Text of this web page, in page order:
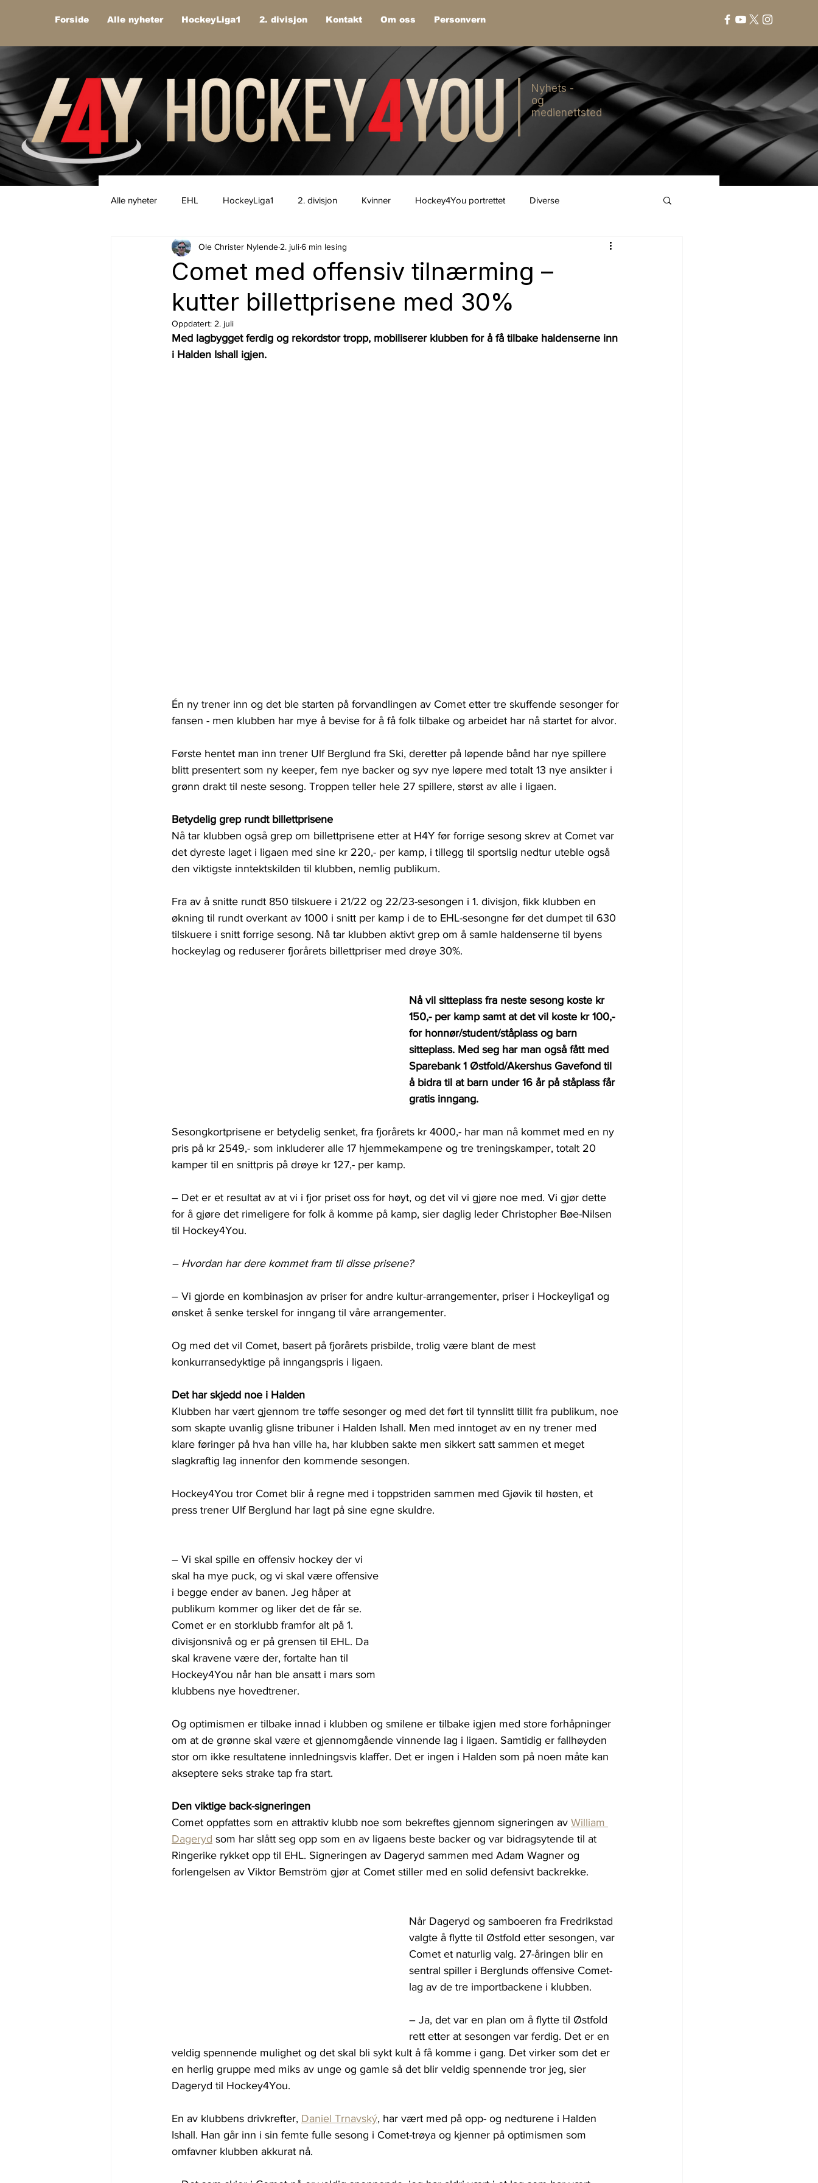
Forside Alle nyheter HockeyLiga1 2. divisjon Kontakt Om oss Personvern
Nyhets -
og
medienettsted
Alle nyheter EHL HockeyLiga1 2. divisjon Kvinner Hockey4You portrettet Diverse
Comet med offensiv tilnærming –
kutter billettprisene med 30%
Ole Christer Nylende 2. juli6 min lesing
Oppdatert: 2. juli
Med lagbygget ferdig og rekordstor tropp, mobiliserer klubben for å få tilbake haldenserne inn
i Halden Ishall igjen.
Én ny trener inn og det ble starten på forvandlingen av Comet etter tre skuffende sesonger for
fansen - men klubben har mye å bevise for å få folk tilbake og arbeidet har nå startet for alvor.
Første hentet man inn trener Ulf Berglund fra Ski, deretter på løpende bånd har nye spillere
blitt presentert som ny keeper, fem nye backer og syv nye løpere med totalt 13 nye ansikter i
grønn drakt til neste sesong. Troppen teller hele 27 spillere, størst av alle i ligaen.
Betydelig grep rundt billettprisene
Nå tar klubben også grep om billettprisene etter at H4Y før forrige sesong skrev at Comet var
det dyreste laget i ligaen med sine kr 220,- per kamp, i tillegg til sportslig nedtur uteble også
den viktigste inntektskilden til klubben, nemlig publikum.
Fra av å snitte rundt 850 tilskuere i 21/22 og 22/23-sesongen i 1. divisjon, fikk klubben en
økning til rundt overkant av 1000 i snitt per kamp i de to EHL-sesongne før det dumpet til 630
tilskuere i snitt forrige sesong. Nå tar klubben aktivt grep om å samle haldenserne til byens
hockeylag og reduserer fjorårets billettpriser med drøye 30%.
Nå vil sitteplass fra neste sesong koste kr
150,- per kamp samt at det vil koste kr 100,-
for honnør/student/ståplass og barn
sitteplass. Med seg har man også fått med
Sparebank 1 Østfold/Akershus Gavefond til
å bidra til at barn under 16 år på ståplass får
gratis inngang.
Sesongkortprisene er betydelig senket, fra fjorårets kr 4000,- har man nå kommet med en ny
pris på kr 2549,- som inkluderer alle 17 hjemmekampene og tre treningskamper, totalt 20
kamper til en snittpris på drøye kr 127,- per kamp.
– Det er et resultat av at vi i fjor priset oss for høyt, og det vil vi gjøre noe med. Vi gjør dette
for å gjøre det rimeligere for folk å komme på kamp, sier daglig leder Christopher Bøe-Nilsen
til Hockey4You.
– Hvordan har dere kommet fram til disse prisene?
– Vi gjorde en kombinasjon av priser for andre kultur-arrangementer, priser i Hockeyliga1 og
ønsket å senke terskel for inngang til våre arrangementer.
Og med det vil Comet, basert på fjorårets prisbilde, trolig være blant de mest
konkurransedyktige på inngangspris i ligaen.
Det har skjedd noe i Halden
Klubben har vært gjennom tre tøffe sesonger og med det ført til tynnslitt tillit fra publikum, noe
som skapte uvanlig glisne tribuner i Halden Ishall. Men med inntoget av en ny trener med
klare føringer på hva han ville ha, har klubben sakte men sikkert satt sammen et meget
slagkraftig lag innenfor den kommende sesongen.
Hockey4You tror Comet blir å regne med i toppstriden sammen med Gjøvik til høsten, et
press trener Ulf Berglund har lagt på sine egne skuldre.
– Vi skal spille en offensiv hockey der vi
skal ha mye puck, og vi skal være offensive
i begge ender av banen. Jeg håper at
publikum kommer og liker det de får se.
Comet er en storklubb framfor alt på 1.
divisjonsnivå og er på grensen til EHL. Da
skal kravene være der, fortalte han til
Hockey4You når han ble ansatt i mars som
klubbens nye hovedtrener.
Og optimismen er tilbake innad i klubben og smilene er tilbake igjen med store forhåpninger
om at de grønne skal være et gjennomgående vinnende lag i ligaen. Samtidig er fallhøyden
stor om ikke resultatene innledningsvis klaffer. Det er ingen i Halden som på noen måte kan
akseptere seks strake tap fra start.
Den viktige back-signeringen
Comet oppfattes som en attraktiv klubb noe som bekreftes gjennom signeringen av William
Dageryd som har slått seg opp som en av ligaens beste backer og var bidragsytende til at
Ringerike rykket opp til EHL. Signeringen av Dageryd sammen med Adam Wagner og
forlengelsen av Viktor Bemström gjør at Comet stiller med en solid defensivt backrekke.
Når Dageryd og samboeren fra Fredrikstad
valgte å flytte til Østfold etter sesongen, var
Comet et naturlig valg. 27-åringen blir en
sentral spiller i Berglunds offensive Comet-
lag av de tre importbackene i klubben.
– Ja, det var en plan om å flytte til Østfold
rett etter at sesongen var ferdig. Det er en
veldig spennende mulighet og det skal bli sykt kult å få komme i gang. Det virker som det er
en herlig gruppe med miks av unge og gamle så det blir veldig spennende tror jeg, sier
Dageryd til Hockey4You.
En av klubbens drivkrefter, Daniel Trnavský, har vært med på opp- og nedturene i Halden
Ishall. Han går inn i sin femte fulle sesong i Comet-trøya og kjenner på optimismen som
omfavner klubben akkurat nå.